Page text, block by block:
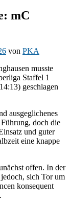
mC
von PKA
musste
Staffel 1
geschlagen
ausgeglichenes
doch die
und guter
eine knappe
offen. In der
sich Tor um
konsequent